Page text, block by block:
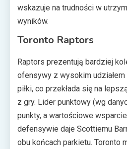
wskazuje na trudności w
wyników.
Toronto Raptors
Raptors prezentują bardziej
ofensywy z wysokim udziałem
piłki, co przekłada się na
z gry. Lider punktowy (wg
punkty, a wartościowe
defensywie daje Scottiemu
obu końcach parkietu. Toronto